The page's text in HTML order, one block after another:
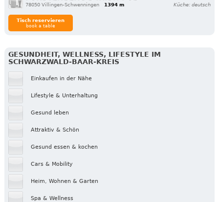
78050 Villingen-Schwenningen 1394 m Küche: deutsch
Tisch reservieren
book a table
GESUNDHEIT, WELLNESS, LIFESTYLE IM
SCHWARZWALD-BAAR-KREIS
Einkaufen in der Nähe
Lifestyle & Unterhaltung
Gesund leben
Attraktiv & Schön
Gesund essen & kochen
Cars & Mobility
Heim, Wohnen & Garten
Spa & Wellness